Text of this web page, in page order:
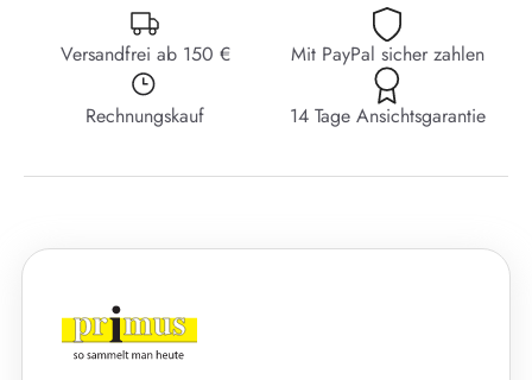
Versandfrei ab 150 € Mit PayPal sicher zahlen
Rechnungskauf 14 Tage Ansichtsgarantie